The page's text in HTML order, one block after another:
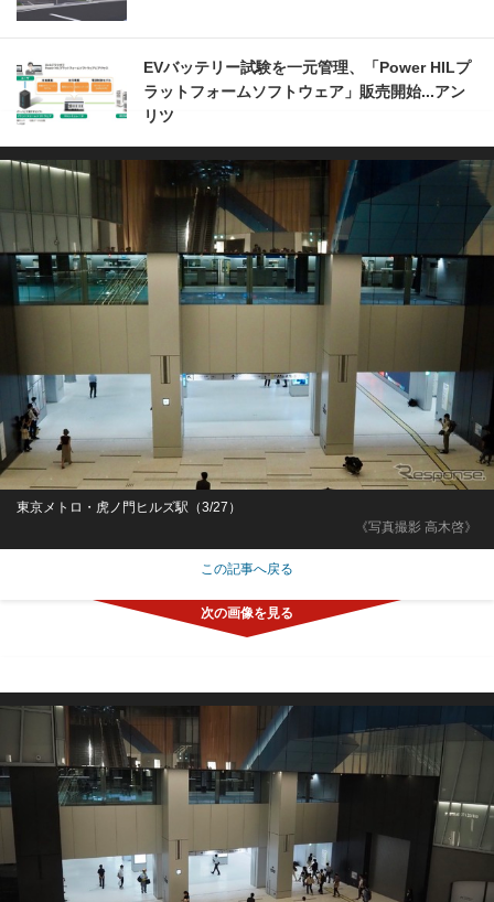
EVバッテリー試験を一元管理、「Power HILプ
ラットフォームソフトウェア」販売開始...アン
リツ
《写真撮影 高木啓》
東京メトロ・虎ノ門ヒルズ駅（3/27）
この記事へ戻る